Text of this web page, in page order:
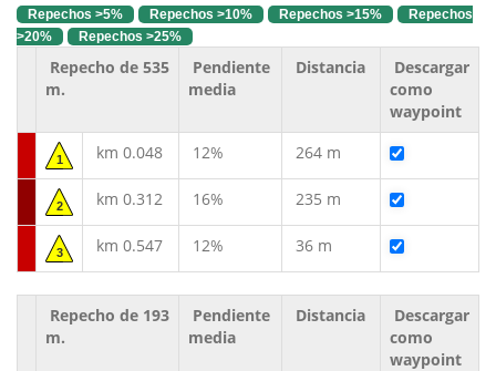
Repechos >5% Repechos >10% Repechos >15%
Repechos
>20%
Repechos >25%
Repecho de 535
m.
Pendiente
media
Distancia
Descargar
como
waypoint
1 km 0.048 12% 264 m
2 km 0.312 16% 235 m
3 km 0.547 12% 36 m
Repecho de 193
m.
Pendiente
media
Distancia
Descargar
como
waypoint